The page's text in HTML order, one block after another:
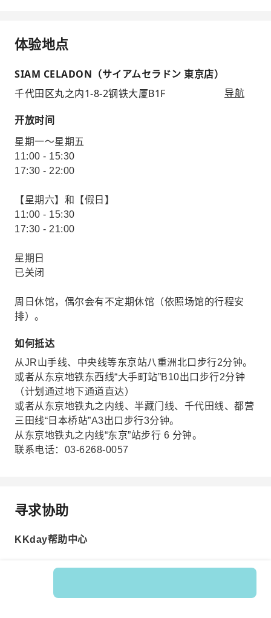
体验地点
SIAM CELADON（サイアムセラドン 東京店）
千代田区丸之内1-8-2钢铁大厦B1F
导航
开放时间
星期一～星期五
11:00 - 15:30
17:30 - 22:00
【星期六】和【假日】
11:00 - 15:30
17:30 - 21:00
星期日
已关闭
周日休馆，偶尔会有不定期休馆（依照场馆的行程安
排）。
如何抵达
从JR山手线、中央线等东京站八重洲北口步行2分钟。
或者从东京地铁东西线“大手町站”B10出口步行2分钟
（计划通过地下通道直达）
或者从东京地铁丸之内线、半藏门线、千代田线、都营
三田线“日本桥站”A3出口步行3分钟。
从东京地铁丸之内线“东京”站步行 6 分钟。
联系电话：03-6268-0057
寻求协助
KKday帮助中心
Product No.: 200921